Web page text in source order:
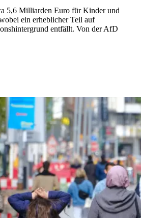
5,6 Milliarden Euro für Kinder und
ein erheblicher Teil auf
entfällt. Von der AfD